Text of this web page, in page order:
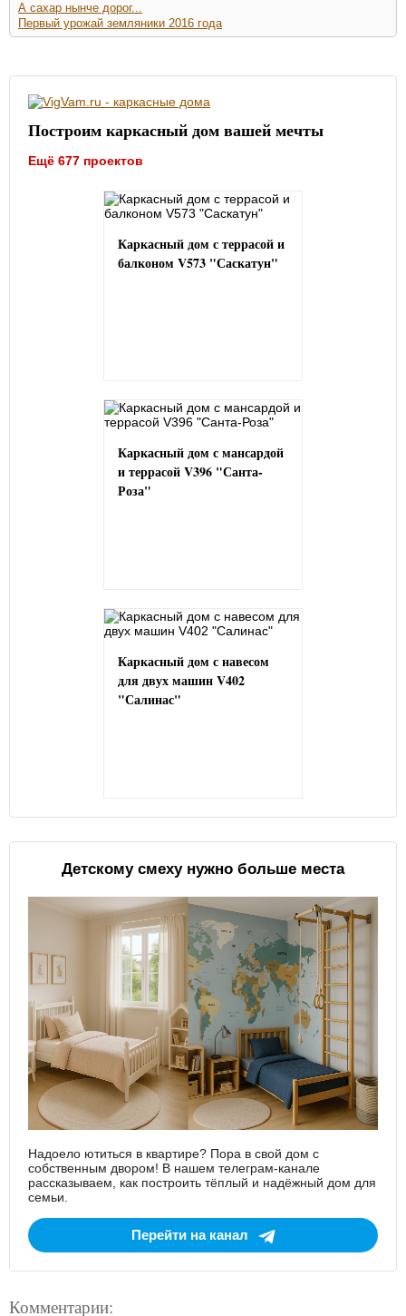
А сахар нынче дорог...
Первый урожай земляники 2016 года
Построим каркасный дом вашей мечты
Ещё 677 проектов
Каркасный дом с террасой и
балконом V573 "Саскатун"
Каркасный дом с мансардой
и террасой V396 "Санта-
Роза"
Каркасный дом с навесом
для двух машин V402
"Салинас"
Детскому смеху нужно больше места
Надоело ютиться в квартире? Пора в свой дом с
собственным двором! В нашем телеграм-канале
рассказываем, как построить тёплый и надёжный дом для
семьи.
Перейти на канал
Комментарии: